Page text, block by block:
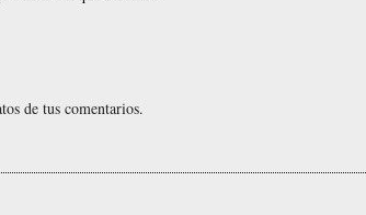
de tus comentarios.